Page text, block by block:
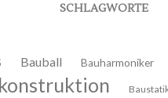
SCHLAGWORTE
Bauball Bauharmoniker